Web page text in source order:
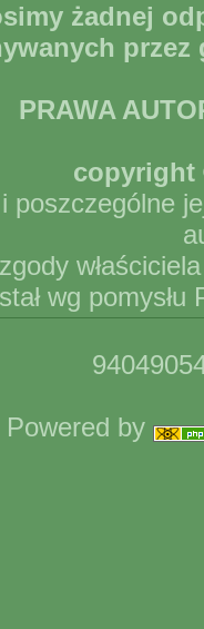
żadnej
PRAWA
copyright
poszczególne
wg
Powered by